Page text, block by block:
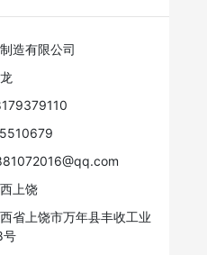
造有限公司
上饶
省上饶市万年县丰收工业
号